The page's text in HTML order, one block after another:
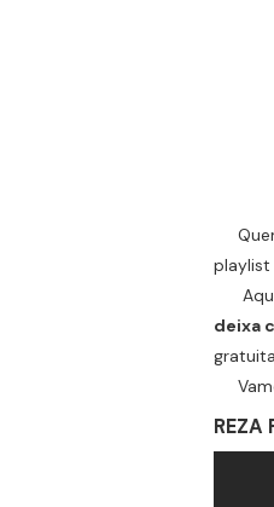
playlist
Aqui
deixa
REZA